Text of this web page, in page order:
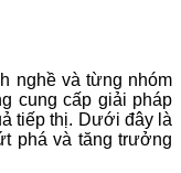
nghề và từng nhóm
cung cấp giải pháp
tiếp thị. Dưới đây là
phá và tăng trưởng